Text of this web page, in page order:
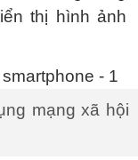
thị hình ảnh
mạng xã hội